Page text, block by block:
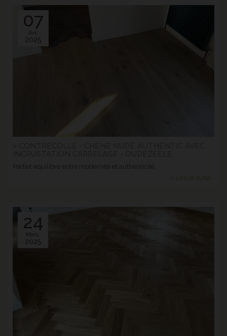
07
Avr.
2025
Parfait équilibre entre modernité et authenticité.
> Lire la suite...
24
Mars.
2025